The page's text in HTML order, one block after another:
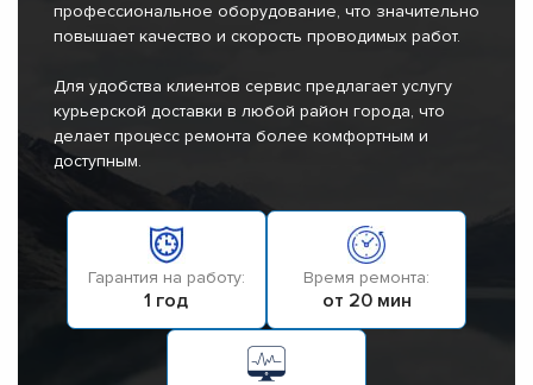
профессиональное оборудование, что значительно
повышает качество и скорость проводимых работ.
Для удобства клиентов сервис предлагает услугу
курьерской доставки в любой район города, что
делает процесс ремонта более комфортным и
доступным.
Гарантия на работу:
1 год
Время ремонта:
от 20 мин